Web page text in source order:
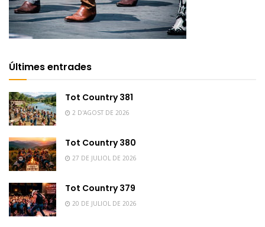
Últimes entrades
Tot Country 381
2 D'AGOST DE 2026
Tot Country 380
27 DE JULIOL DE 2026
Tot Country 379
20 DE JULIOL DE 2026